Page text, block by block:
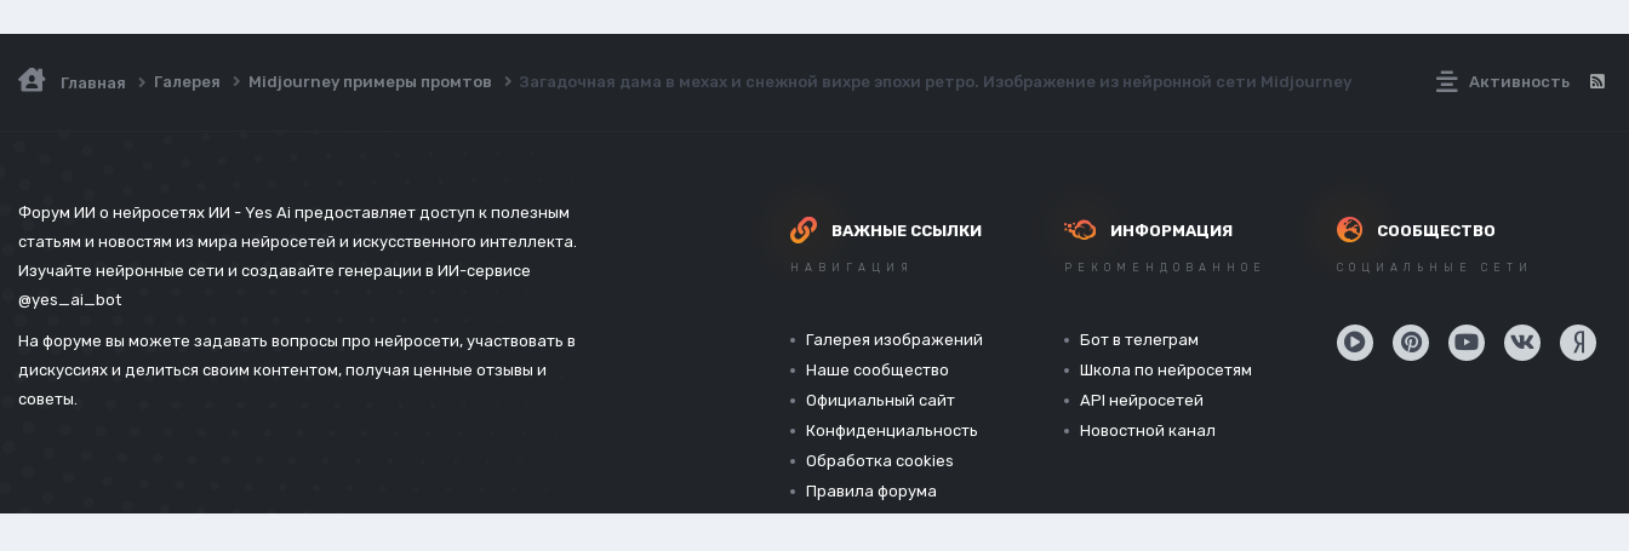
Активность
Главная Галерея Midjourney примеры промтов Загадочная дама в мехах и снежной вихре эпохи ретро. Изображение из нейронной сети Midjourney
Форум ИИ о нейросетях ИИ - Yes Ai предоставляет доступ к полезным
статьям и новостям из мира нейросетей и искусственного интеллекта.
Изучайте нейронные сети и создавайте генерации в ИИ-сервисе
@yes_ai_bot
На форуме вы можете задавать вопросы про нейросети, участвовать в
дискуссиях и делиться своим контентом, получая ценные отзывы и
советы.
ВАЖНЫЕ ССЫЛКИ
НАВИГАЦИЯ
Галерея изображений
Наше сообщество
Официальный сайт
Конфиденциальность
Обработка cookies
Правила форума
ИНФОРМАЦИЯ
РЕКОМЕНДОВАННОЕ
Бот в телеграм
Школа по нейросетям
API нейросетей
Новостной канал
СООБЩЕСТВО
СОЦИАЛЬНЫЕ СЕТИ